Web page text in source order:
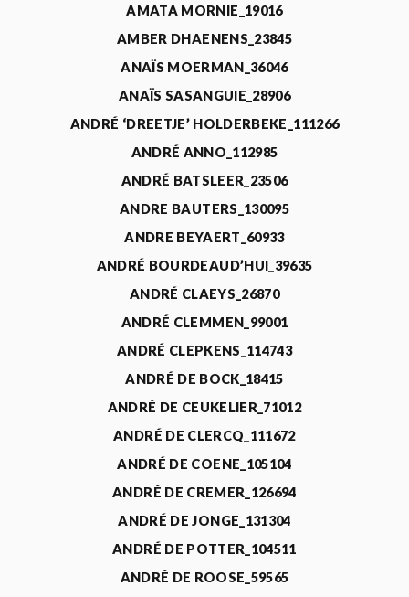
AMATA MORNIE_19016
AMBER DHAENENS_23845
ANAÏS MOERMAN_36046
ANAÏS SASANGUIE_28906
ANDRÉ ‘DREETJE’ HOLDERBEKE_111266
ANDRÉ ANNO_112985
ANDRÉ BATSLEER_23506
ANDRE BAUTERS_130095
ANDRE BEYAERT_60933
ANDRÉ BOURDEAUD’HUI_39635
ANDRÉ CLAEYS_26870
ANDRÉ CLEMMEN_99001
ANDRÉ CLEPKENS_114743
ANDRÉ DE BOCK_18415
ANDRÉ DE CEUKELIER_71012
ANDRÉ DE CLERCQ_111672
ANDRÉ DE COENE_105104
ANDRÉ DE CREMER_126694
ANDRÉ DE JONGE_131304
ANDRÉ DE POTTER_104511
ANDRÉ DE ROOSE_59565